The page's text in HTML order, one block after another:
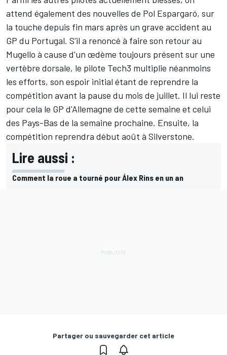
attend également des nouvelles de Pol Espargaró, sur
la touche depuis fin mars après un grave accident au
GP du Portugal. S'il a renoncé à faire son retour au
Mugello à cause d'un œdème toujours présent sur une
vertèbre dorsale, le pilote Tech3 multiplie néanmoins
les efforts, son espoir initial étant de reprendre la
compétition avant la pause du mois de juillet. Il lui reste
pour cela le GP d'Allemagne de cette semaine et celui
des Pays-Bas de la semaine prochaine. Ensuite, la
compétition reprendra début août à Silverstone.
Lire aussi :
Comment la roue a tourné pour Álex Rins en un an
Partager ou sauvegarder cet article